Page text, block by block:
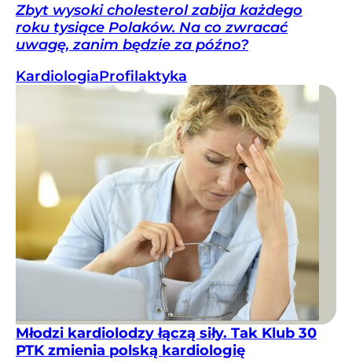
Zbyt wysoki cholesterol zabija każdego
roku tysiące Polaków. Na co zwracać
uwagę, zanim będzie za późno?
KardiologiaProfilaktyka
Młodzi kardiolodzy łączą siły. Tak Klub 30
PTK zmienia polską kardiologię